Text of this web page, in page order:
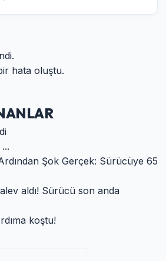
hata oluştu.
Şok Gerçek: Sürücüye 65
aldı! Sürücü son anda
koştu!